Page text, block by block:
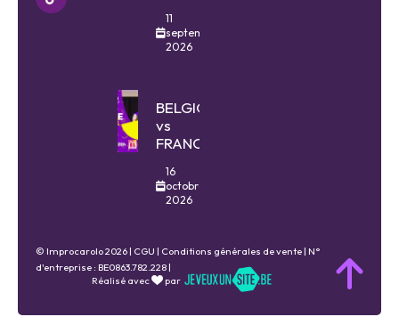
11
septembre
2026
BELGIQUE
vs
FRANCE
16
octobre
2026
© Improcarolo 2026 | CGU | Conditions générales de vente | N°
d'entreprise : BE0863.782.228 |
Réalisé avec
par